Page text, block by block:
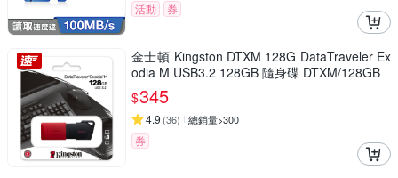
活動 券
金士頓 Kingston DTXM 128G DataTraveler Ex
odia M USB3.2 128GB 隨身碟 DTXM/128GB
$345
4.9 (36) 總銷量>300
券